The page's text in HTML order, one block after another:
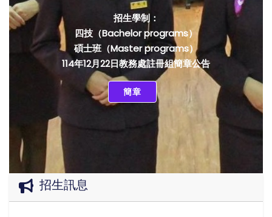
招生學制：
四技（Bachelor programs）
碩士班（Master programs）
114年12月22日教務處註冊組簡章公告
簡章
招生訊息